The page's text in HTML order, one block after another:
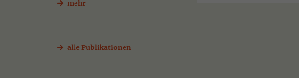
mehr
alle Publikationen